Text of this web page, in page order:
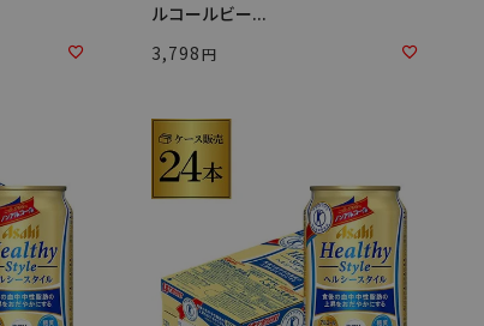
ルコールビー...
3,798